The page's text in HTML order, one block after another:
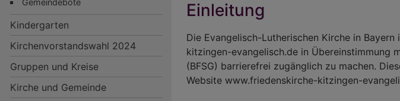
Hauptnavigation
Kindergarten
Kirchenvorstandswahl 2024
Gruppen und Kreise
Kirche und Gemeinde
Einleitung
Die Evangelisch-Lutherischen Kirche in
kitzingen-evangelisch.de in Übereinstimmung
(BFSG) barrierefrei zugänglich zu machen.
Website www.friedenskirche-kitzingen-